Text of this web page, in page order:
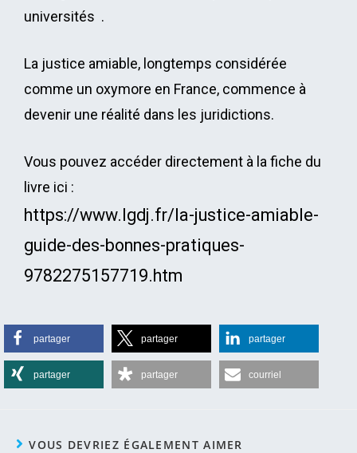
universités .
La justice amiable, longtemps considérée
comme un oxymore en France, commence à
devenir une réalité dans les juridictions.
Vous pouvez accéder directement à la fiche du
livre ici :
https://www.lgdj.fr/la-justice-amiable-
guide-des-bonnes-pratiques-
9782275157719.htm
partager partager partager
partager partager courriel
VOUS DEVRIEZ ÉGALEMENT AIMER